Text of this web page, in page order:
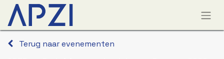
Terug naar evenementen